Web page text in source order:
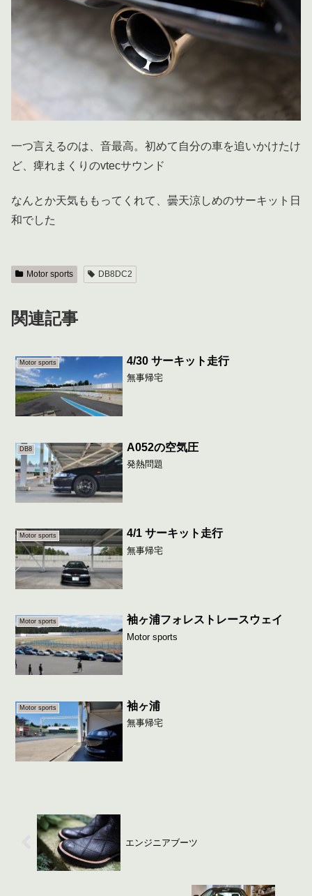
一つ言えるのは、音最高。初めて自分の車を追いかけたけ
ど、痺れまくりのvtecサウンド
なんとか天気ももってくれて、曇天涼しめのサーキット日
和でした
Motor sports DB8DC2
関連記事
Motor sports 4/30 サーキット走行
無事帰宅
DB8 A052の空気圧
発熱問題
Motor sports 4/1 サーキット走行
無事帰宅
Motor sports 袖ヶ浦フォレストレースウェイ
Motor sports
Motor sports 袖ヶ浦
無事帰宅
エンジニアブーツ